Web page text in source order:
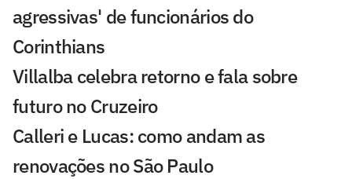
agressivas' de funcionários do
Corinthians
Villalba celebra retorno e fala sobre
futuro no Cruzeiro
Calleri e Lucas: como andam as
renovações no São Paulo